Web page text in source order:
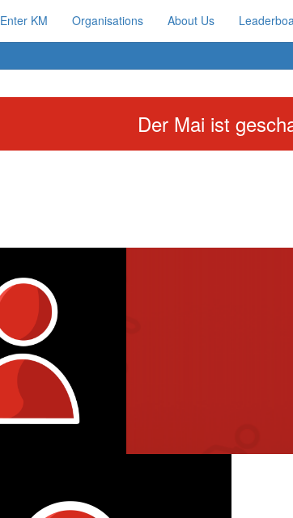
Enter KM Organisations About Us
Der Mai ist